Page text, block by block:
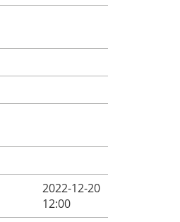
2022-12-20
12:00